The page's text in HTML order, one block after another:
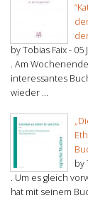
by Tobias Faix - 05
. Am
interessantes
wieder ...
by
. Um es gleich
hat mit seinem